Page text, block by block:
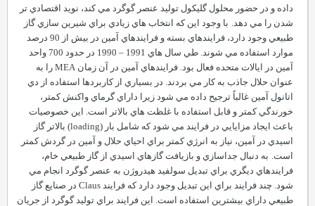
داده و در حضور محلول گليکول توليد عنصر گوگرد مي کند، نويد اقتصادي تر
شدن را مي دهد. با وجود اين که انتخاب هاي زيادي براي شيرين سازي گاز
طبيعي وجود دارد، فرايندهاي بسته و فرايندهاي آمين در بيش از 90 درصد
موارد استفاده مي شوند. طي سال هاي 1991
–
1990 در حدود 700 واحد
آمين در ايالات متحده فعال بود. فرايندهاي آمين در آن زمانMEAرا به
عنوان حلال جاذب به کار مي بردند. در بسياري از کاربردها استفاده از دي
اتانول آمين غالباً ترجيح داده مي شود زيرا داراي گرماي واکنش کمتر،
خورندگي کمتر و قابل استفاده با غلظت هاي بالاتر است. اين خصوصيات
باعث ايجاد مزايايي در فرايند مي شود که شامل بار (loading) بالاتر گاز
اسيدي در آمين، نياز به انرژي کمتر براي احياي حلال و آمين در گردش کمتر
است. به دنبال جداسازي و بازيافت گازهاي اسيدي از گاز طبيعي خام،
فرايندهاي ديگري براي تبديل سولفيد هيدروژن به عنصر گوگرد انجام مي
شود. چند فرايند براي اين تبديل وجود دارد که فرايندClausدر صنايع گاز
طبيعي داراي بيشترين استفاده است. اين فرايند براي توليد گوگرد از جريان